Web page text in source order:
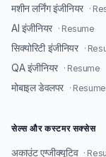
मशीन लर्निंग इंजीनियर ·
AI इंजीनियर · Resume
सिक्योरिटी इंजीनियर ·
QA इंजीनियर · Resume
मोबाइल डेवलपर · Resume
सेल्स और कस्टमर सक्सेस
अकाउंट एग्जीक्यूटिव ·